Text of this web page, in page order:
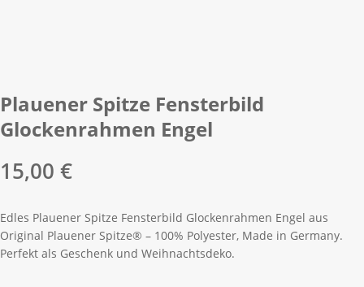
Plauener Spitze Fensterbild
Glockenrahmen Engel
15,00 €
Edles Plauener Spitze Fensterbild Glockenrahmen Engel aus
Original Plauener Spitze® – 100% Polyester, Made in Germany.
Perfekt als Geschenk und Weihnachtsdeko.